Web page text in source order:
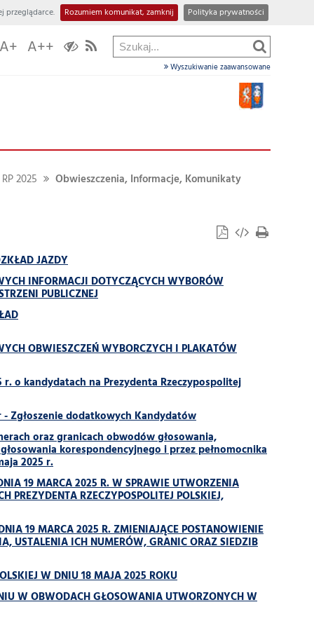
przeglądarce. Rozumiem komunikat, zamknij Polityka prywatności
A+ A++
Wyszukiwanie zaawansowane
2025 Obwieszczenia, Informacje, Komunikaty
JAZDY
INFORMACJI DOTYCZĄCYCH WYBORÓW
PUBLICZNEJ
OBWIESZCZEŃ WYBORCZYCH I PLAKATÓW
r. o kandydatach na Prezydenta Rzeczypospolitej
Zgłoszenie dodatkowych Kandydatów
oraz granicach obwodów głosowania,
korespondencyjnego i przez pełnomocnika
2025 r.
19 MARCA 2025 R. W SPRAWIE UTWORZENIA
RZECZYPOSPOLITEJ POLSKIEJ,
19 MARCA 2025 R. ZMIENIAJĄCE POSTANOWIENIE
USTALENIA ICH NUMERÓW, GRANIC ORAZ SIEDZIB
W DNIU 18 MAJA 2025 ROKU
W OBWODACH GŁOSOWANIA UTWORZONYCH W